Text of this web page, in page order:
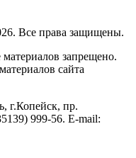
Все права защищены.
запрещено.
сайта
г.Копейск, пр.
999-56. E-mail: